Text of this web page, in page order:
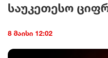
საუკეთესო
8 მაისი 12:02